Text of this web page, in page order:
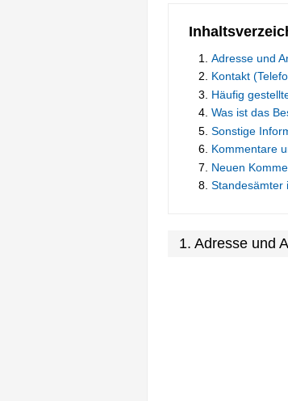
Adresse und
Kontakt
Häufig
Was ist das
Sonstige
Kommentare
Neuen
Standesämter
1. Adresse und